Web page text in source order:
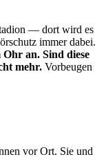
— dort wird es
immer dabei.
an. Sind diese
mehr. Vorbeugen
vor Ort. Sie und